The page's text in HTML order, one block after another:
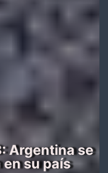
Argentina se
en su país